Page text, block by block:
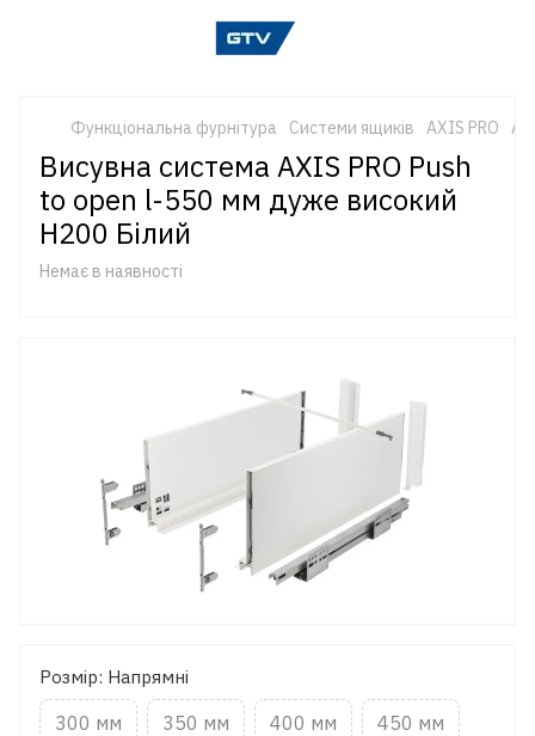
Функціональна фурнітура Системи ящиків AXIS PRO
Висувна система AXIS PRO Push
to open l-550 мм дуже високий
H200 Білий
Немає в наявності
Розмір: Напрямні
300 мм 350 мм 400 мм 450 мм